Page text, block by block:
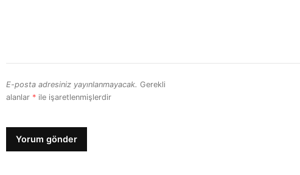
E-posta adresiniz yayınlanmayacak. Gerekli
alanlar * ile işaretlenmişlerdir